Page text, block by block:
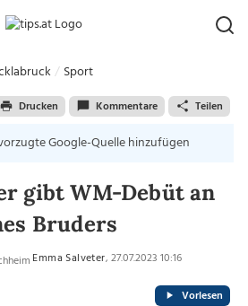
Sport
Drucken Kommentare Teilen
Google-Quelle hinzufügen
gibt WM-Debüt an
Bruders
Emma Salveter, 27.07.2023 10:16
Vorlesen